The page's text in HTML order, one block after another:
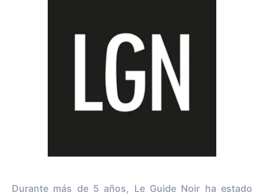
Durante más de 5 años, Le Guide Noir ha estado